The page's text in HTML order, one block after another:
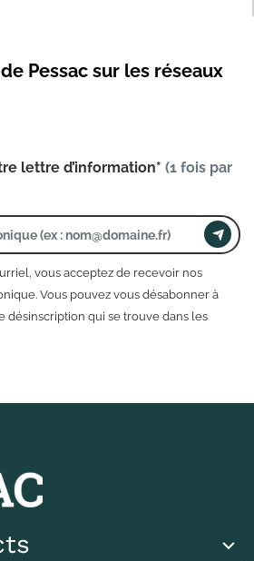
Pessac sur les réseaux
lettre d’information* (1 fois par
vous acceptez de recevoir nos
Vous pouvez vous désabonner à
désinscription qui se trouve dans les